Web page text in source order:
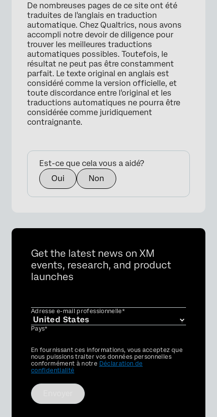
De nombreuses pages de ce site ont été
traduites de l'anglais en traduction
automatique. Chez Qualtrics, nous avons
accompli notre devoir de diligence pour
trouver les meilleures traductions
automatiques possibles. Toutefois, le
résultat ne peut pas être constamment
parfait. Le texte original en anglais est
considéré comme la version officielle, et
toute discordance entre l'original et les
traductions automatiques ne pourra être
considérée comme juridiquement
contraignante.
Est-ce que cela vous a aidé?
Oui
Non
Get the latest news on XM
events, research, and product
launches
Adresse e-mail professionnelle*
Pays*
Privacy
Optin
En fournissant ces informations, vous acceptez que
nous puissions traiter vos données personnelles
conformément à notre Déclaration de
confidentialité